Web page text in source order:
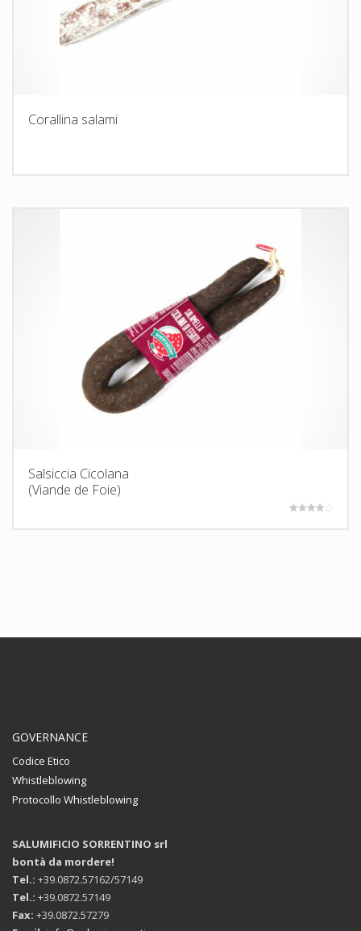
Corallina salami
Salsiccia Cicolana
(Viande de Foie)
GOVERNANCE
Codice Etico
Whistleblowing
Protocollo Whistleblowing
SALUMIFICIO SORRENTINO srl
bontà da mordere!
Tel.: +39.0872.57162/57149
Tel.: +39.0872.57149
Fax: +39.0872.57279